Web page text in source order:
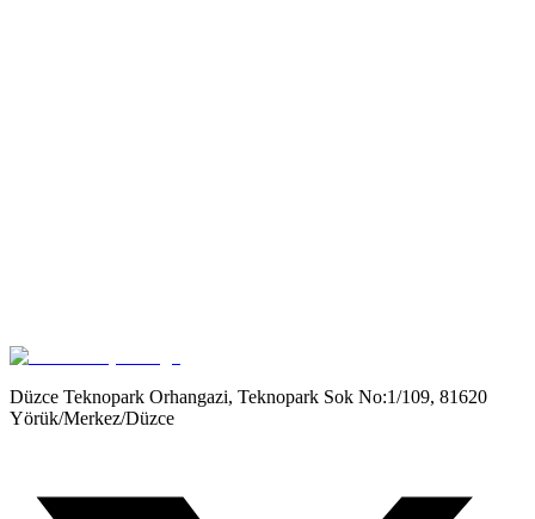
Google Play
Düzce Teknopark Orhangazi, Teknopark Sok No:1/109, 81620
Yörük/Merkez/Düzce